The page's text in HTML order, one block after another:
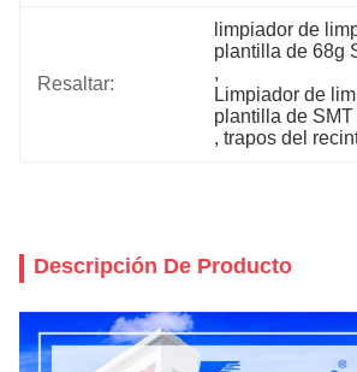
Resaltar:
limpiador de
plantilla de 68g
,
Limpiador de
plantilla de
, trapos del
Descripción De Producto